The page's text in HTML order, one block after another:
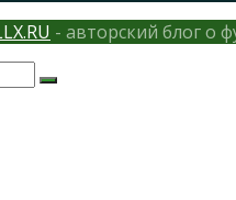
- авторский блог о